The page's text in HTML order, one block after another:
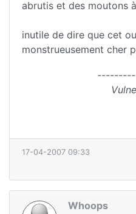
abrutis et des moutons
inutile de dire que cet
monstrueusement cher
17-04-2007 09:33
Whoops